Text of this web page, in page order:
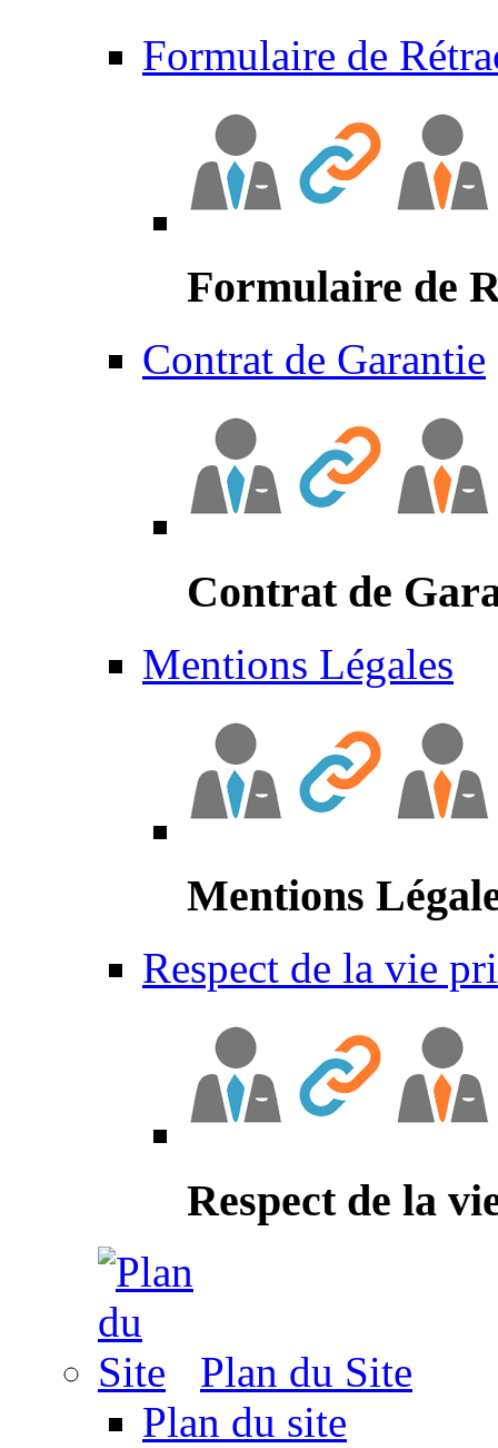
Formulaire de
Formulaire de
Contrat de Garantie
Contrat de
Mentions Légales
Mentions
Respect de la vie
Respect de la
Plan du Site
Plan du site